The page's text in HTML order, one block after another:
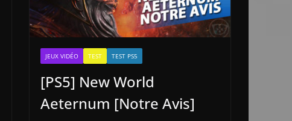
JEUX VIDÉO TEST TEST PS5
[PS5] New World
Aeternum [Notre Avis]